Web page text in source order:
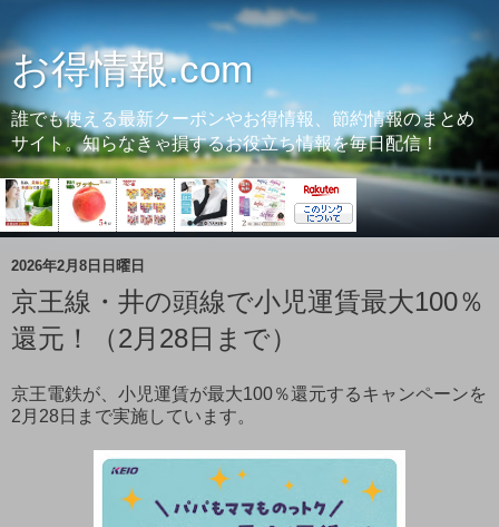
お得情報.com
誰でも使える最新クーポンやお得情報、節約情報のまとめ
サイト。知らなきゃ損するお役立ち情報を毎日配信！
2026年2月8日日曜日
京王線・井の頭線で小児運賃最大100％
還元！（2月28日まで）
京王電鉄が、小児運賃が最大100％還元するキャンペーンを
2月28日まで実施しています。